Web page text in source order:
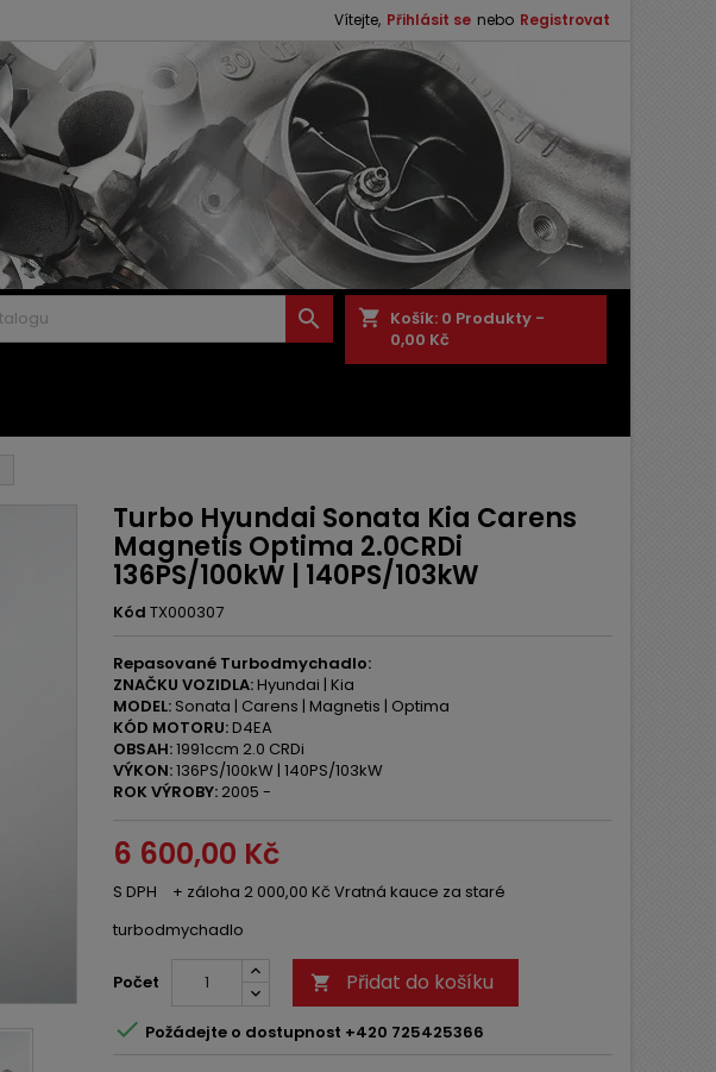
Vítejte, Přihlásit se nebo Registrovat
shopping_cart Košík: 0 Produkty -
0,00 Kč

Turbo Hyundai Sonata Kia Carens
Magnetis Optima 2.0CRDi
136PS/100kW | 140PS/103kW
Kód TX000307
Repasované Turbodmychadlo:
ZNAČKU VOZIDLA:Hyundai | Kia
MODEL: Sonata | Carens | Magnetis | Optima
KÓD MOTORU:D4EA
OBSAH:1991ccm 2.0 CRDi
VÝKON:136PS/100kW | 140PS/103kW
ROK VÝROBY: 2005 -
6 600,00 Kč
S DPH
+ záloha 2 000,00 Kč Vratná kauce za staré
turbodmychadlo
Počet  Přidat do košíku
 Požádejte o dostupnost +420 725425366